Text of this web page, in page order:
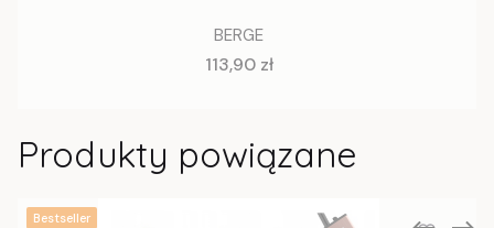
BERGE
Cena
113,90 zł
Produkty powiązane
Bestseller